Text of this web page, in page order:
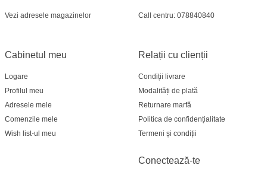
Jucărenia Bălți- EviMall, et2
Vezi adresele magazinelor
Relații cu clienții
Condiții livrare
Modalități de plată
Returnare marfă
Politica de confidențialitate
Termeni și condiții
Cabinetul meu
Logare
Profilul meu
Adresele mele
Comenzile mele
Wish list-ul meu
Call centru: 078840840
Conectează-te